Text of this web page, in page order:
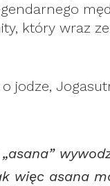
który wraz
jodze,
więc asana